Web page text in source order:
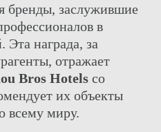
бренды, заслужившие
в
Эта награда, за
отражает
Bros Hotels со
их объекты
всему миру.